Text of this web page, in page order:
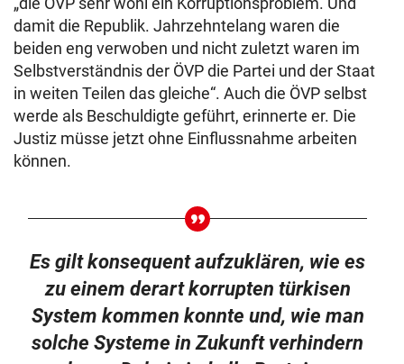
damit die Republik. Jahrzehntelang waren die
beiden eng verwoben und nicht zuletzt waren im
Selbstverständnis der ÖVP die Partei und der Staat
in weiten Teilen das gleiche“. Auch die ÖVP selbst
werde als Beschuldigte geführt, erinnerte er. Die
Justiz müsse jetzt ohne Einflussnahme arbeiten
können.
Es gilt konsequent aufzuklären, wie es
zu einem derart korrupten türkisen
System kommen konnte und, wie man
solche Systeme in Zukunft verhindern